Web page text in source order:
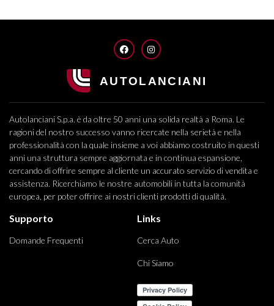
FACEBOOKINSTAGRAM
Autolanciani S.p.a. è da oltre 50 anni una solida realtà a Roma. Le
ragioni del nostro successo vanno ricercate nella serietà e nella
professionalità con la quale insieme a voi abbiamo costruito in questi
anni una struttura sempre aggiornata e in continua espansione,
cercando di offrire sempre al cliente un accurato servizio di vendita e
assistenza. Ricerchiamo le nostre automobili in tutta la comunità
europea, per poter offrire ai nostri clienti prodotti di qualità.
Supporto
Domande Frequenti
Links
Cerca Auto
Chi Siamo